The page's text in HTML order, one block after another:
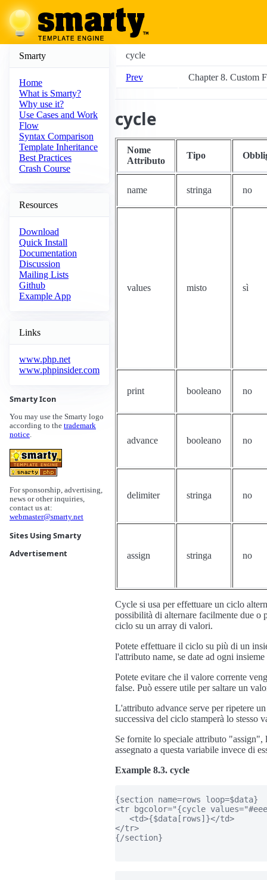
Smarty
Home
What is Smarty?
Why use it?
Use Cases and Work
Flow
Syntax Comparison
Template Inheritance
Best Practices
Crash Course
Resources
Download
Quick Install
Documentation
Discussion
Mailing Lists
Github
Example App
Links
www.php.net
www.phpinsider.com
Smarty Icon
You may use the Smarty logo
according to the trademark
notice.
For sponsorship, advertising,
news or other inquiries,
contact us at:
webmaster@smarty.net
Sites Using Smarty
Advertisement
cycle
Prev Chapter 8. Custom
cycle
Nome
Attributo
Tipo
name stringa no
values misto sì
print booleano no
advance booleano no
delimiter stringa no
assign stringa no
Cycle si usa per effettuare un ciclo
possibilità di alternare facilmente due
ciclo su un array di valori.
Potete effettuare il ciclo su più di un
l'attributo name, se date ad ogni
Potete evitare che il valore corrente
false. Può essere utile per saltare un
L'attributo advance serve per ripetere
successiva del ciclo stamperà lo stesso
Se fornite lo speciale attributo
assegnato a questa variabile invece di
Example 8.3. cycle
{section name=rows loop=$data}
<tr bgcolor="{cycle
   <td>{$data[rows]}</td>
</tr>
{/section}